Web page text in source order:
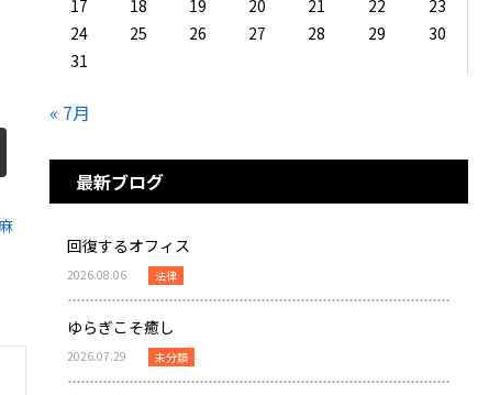
17
18 19 20 21 22
23
24
25 26 27 28 29
30
31
« 7月
最新ブログ
回復するオフィス
2026.08.06 法律
ゆらぎこそ癒し
2026.07.29 未分類